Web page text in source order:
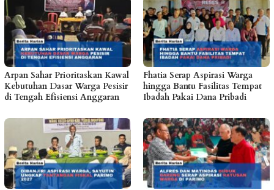
Arpan Sahar Prioritaskan Kawal
Kebutuhan Dasar Warga Pesisir
di Tengah Efisiensi Anggaran
Fhatia Serap Aspirasi Warga
hingga Bantu Fasilitas Tempat
Ibadah Pakai Dana Pribadi